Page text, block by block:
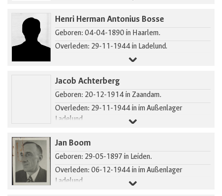
Henri Herman Antonius Bosse
Geboren: 04-04-1890 in Haarlem.
Overleden: 29-11-1944 in Ladelund.
Jacob Achterberg
Geboren: 20-12-1914 in Zaandam.
Overleden: 29-11-1944 in im Außenlager
Ladelund.
Jan Boom
Geboren: 29-05-1897 in Leiden.
Overleden: 06-12-1944 in im Außenlager
Ladelund.